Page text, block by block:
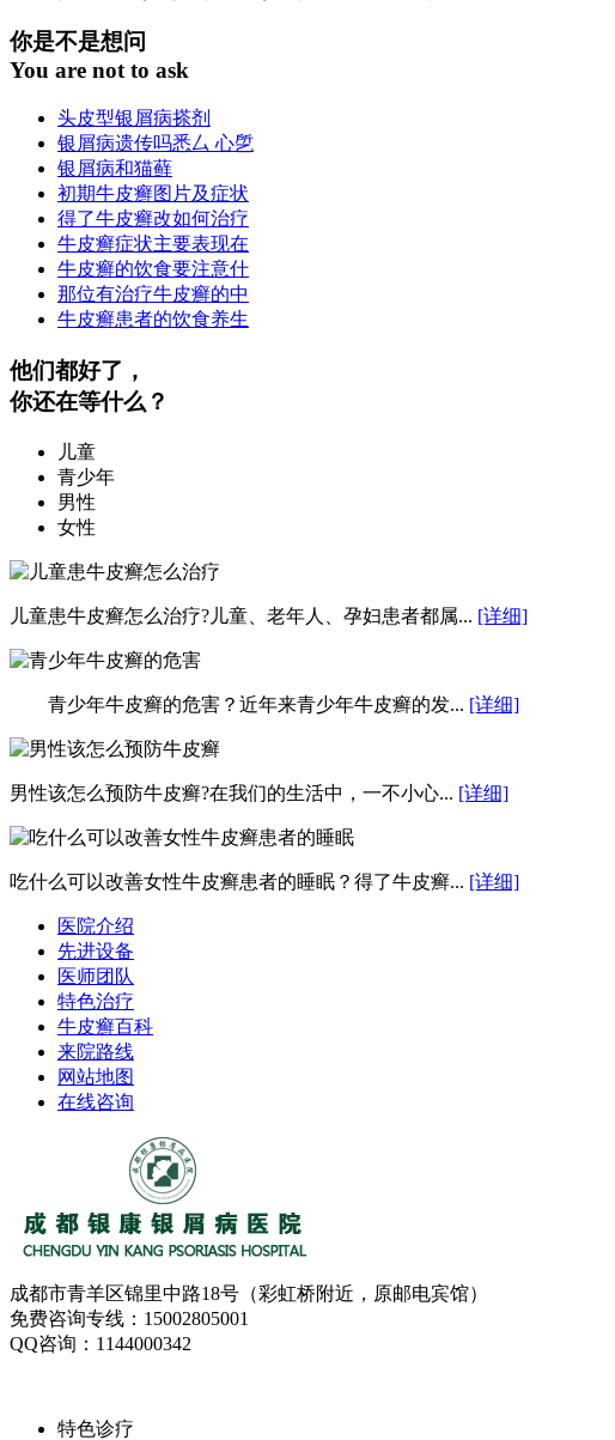
你是不是想问
You are not to ask
头皮型银屑病搽剂
银屑病遗传吗悉厶 心乺
银屑病和猫藓
初期牛皮癣图片及症状
得了牛皮癣改如何治疗
牛皮癣症状主要表现在
牛皮癣的饮食要注意什
那位有治疗牛皮癣的中
牛皮癣患者的饮食养生
他们都好了，
你还在等什么？
儿童
青少年
男性
女性
儿童患牛皮癣怎么治疗?儿童、老年人、孕妇患者都属... [详细]
青少年牛皮癣的危害？近年来青少年牛皮癣的发... [详细]
男性该怎么预防牛皮癣?在我们的生活中，一不小心... [详细]
吃什么可以改善女性牛皮癣患者的睡眠？得了牛皮癣... [详细]
医院介绍
先进设备
医师团队
特色治疗
牛皮癣百科
来院路线
网站地图
在线咨询
成都市青羊区锦里中路18号（彩虹桥附近，原邮电宾馆）
免费咨询专线：15002805001
QQ咨询：1144000342
特色诊疗